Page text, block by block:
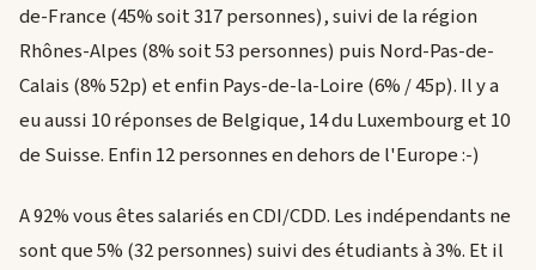
de-France (45% soit 317 personnes), suivi de la région
Rhônes-Alpes (8% soit 53 personnes) puis Nord-Pas-de-
Calais (8% 52p) et enfin Pays-de-la-Loire (6% / 45p). Il y a
eu aussi 10 réponses de Belgique, 14 du Luxembourg et 10
de Suisse. Enfin 12 personnes en dehors de l'Europe :-)
A 92% vous êtes salariés en CDI/CDD. Les indépendants ne
sont que 5% (32 personnes) suivi des étudiants à 3%. Et il